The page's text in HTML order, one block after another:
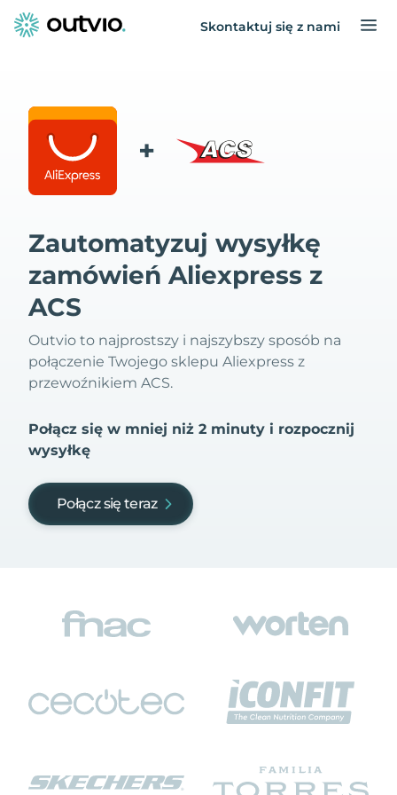
Skontaktuj się z nami
+
Zautomatyzuj wysyłkę
zamówień Aliexpress z
ACS
Outvio to najprostszy i najszybszy sposób na
połączenie Twojego sklepu Aliexpress z
przewoźnikiem ACS.
Połącz się w mniej niż 2 minuty i rozpocznij
wysyłkę
Połącz się teraz